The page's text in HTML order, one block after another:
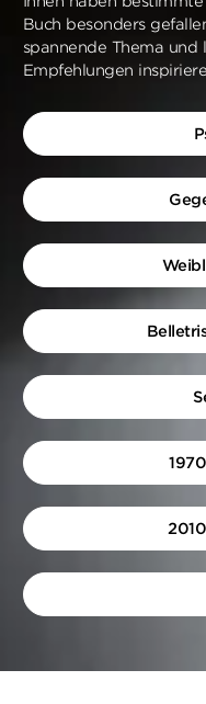
Buch besonders
spannende Thema und
Empfehlungen